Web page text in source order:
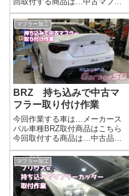
ー中古マフラー持ち込み時はガ
スケットやマフラーハンガーが
必要になります付属品はネット
で調べればわかるので持ち込み
時には用意しましょう(^^)/作業写
真取...
マフラー加工
BRZ 持ち込みで中古マ
フラー取り付け作業
今回作業する車は…メーカース
バル車種BRZ取付商品はこちら
今回取付する商品は…中古品と
新品の組み合わせですね前から
後ろまで交換です毎度言います
が、中古マフラー交換の際は必
ずガスケット類をお忘れなく( 一
一)作業写真片方出しに変更です
マフラー加工